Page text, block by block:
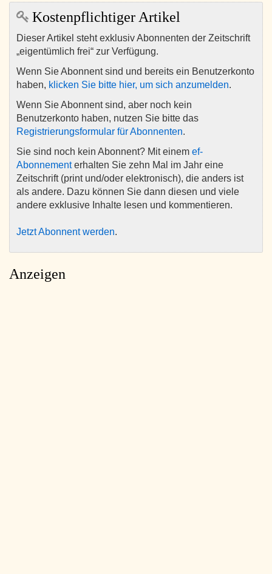
Kostenpflichtiger Artikel
Dieser Artikel steht exklusiv Abonnenten der Zeitschrift
„eigentümlich frei“ zur Verfügung.
Wenn Sie Abonnent sind und bereits ein Benutzerkonto
haben, klicken Sie bitte hier, um sich anzumelden.
Wenn Sie Abonnent sind, aber noch kein
Benutzerkonto haben, nutzen Sie bitte das
Registrierungsformular für Abonnenten.
Sie sind noch kein Abonnent? Mit einem ef-
Abonnementerhalten Sie zehn Mal im Jahr eine
Zeitschrift (print und/oder elektronisch), die anders ist
als andere. Dazu können Sie dann diesen und viele
andere exklusive Inhalte lesen und kommentieren.
Jetzt Abonnent werden.
Anzeigen